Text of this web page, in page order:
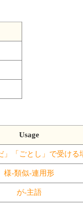
Usage
」「ごとし」で受ける
様-類似-連用形
が-主語